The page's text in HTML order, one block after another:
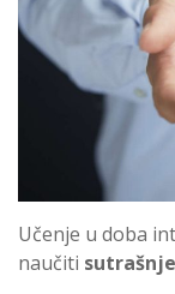
Učenje u doba
naučiti sutrašnje